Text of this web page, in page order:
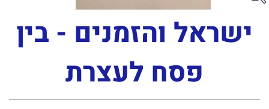
ישראל והזמנים - בין
פסח לעצרת